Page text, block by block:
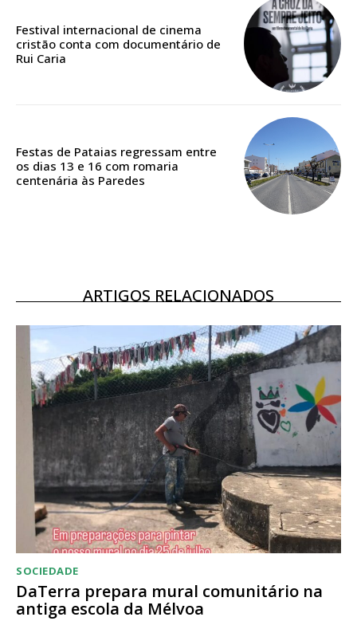
Acesso ao conteúdo online
Acesso aos conteúdos Exclusivos para
16€
12 meses
Acesso ao conteúdo online
Acesso aos conteúdos Exclusivos para
assinantes
Ofertas para assinatura anual
Escolha o plano
Festival internacional de cinema
cristão conta com documentário de
Rui Caria
Festas de Pataias regressam entre
os dias 13 e 16 com romaria
centenária às Paredes
ARTIGOS RELACIONADOS
SOCIEDADE
DaTerra prepara mural comunitário na
antiga escola da Mélvoa